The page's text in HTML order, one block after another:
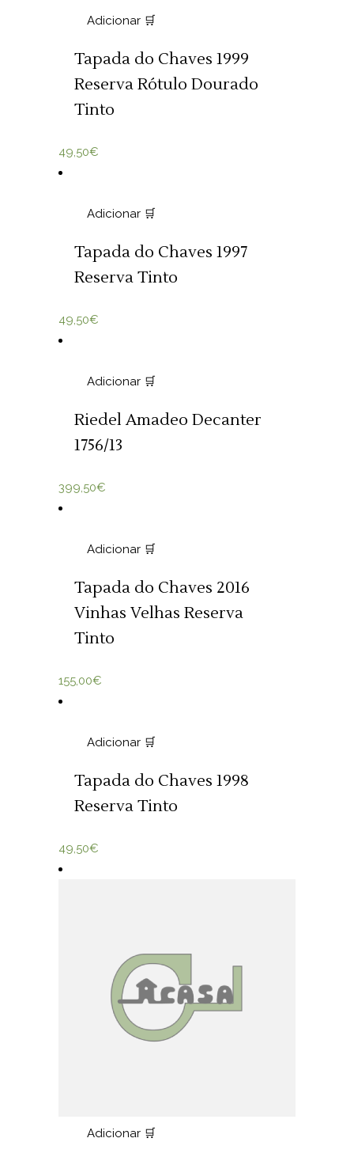
Adicionar 🛒
Tapada do Chaves 1999
Reserva Rótulo Dourado
Tinto
49,50€
Adicionar 🛒
Tapada do Chaves 1997
Reserva Tinto
49,50€
Adicionar 🛒
Riedel Amadeo Decanter
1756/13
399,50€
Adicionar 🛒
Tapada do Chaves 2016
Vinhas Velhas Reserva
Tinto
155,00€
Adicionar 🛒
Tapada do Chaves 1998
Reserva Tinto
49,50€
Adicionar 🛒